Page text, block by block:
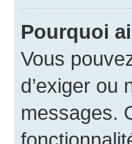
Pourquoi
Vous
d’exiger ou
messages.